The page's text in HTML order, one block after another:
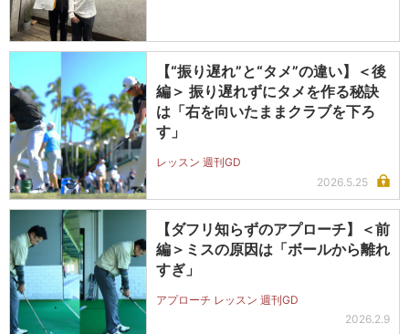
【“振り遅れ”と“タメ”の違い】＜後
編＞ 振り遅れずにタメを作る秘訣
は「右を向いたままクラブを下ろ
す」
レッスン 週刊GD
2026.5.25
【ダフリ知らずのアプローチ】＜前
編＞ミスの原因は「ボールから離れ
すぎ」
アプローチ レッスン 週刊GD
2026.2.9